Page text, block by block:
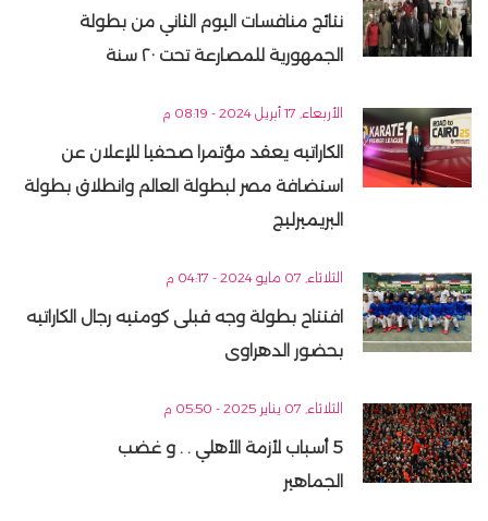
نتائج منافسات اليوم الثاني من بطولة
الجمهورية للمصارعة تحت ٢٠ سنة
الأربعاء, 17 أبريل 2024 - 08:19 م
الكاراتيه يعقد مؤتمرا صحفيا للإعلان عن
استضافة مصر لبطولة العالم وانطلاق بطولة
البريميرليج
الثلاثاء, 07 مايو 2024 - 04:17 م
افتتاح بطولة وجه قبلى كومتيه رجال الكاراتيه
بحضور الدهراوى
الثلاثاء, 07 يناير 2025 - 05:50 م
5 أسباب لأزمة الأهلي . . و غضب
الجماهير